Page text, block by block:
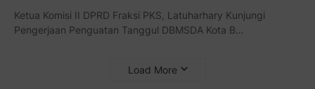
Ketua Komisi II DPRD Fraksi PKS, Latuharhary Kunjungi
Pengerjaan Penguatan Tanggul DBMSDA Kota B…
Load More